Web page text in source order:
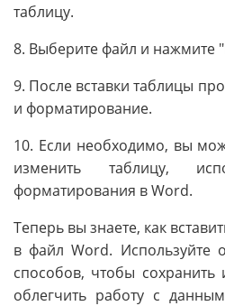
таблицу.
8. Выберите файл и нажмите
9. После вставки таблицы
и форматирование.
10. Если необходимо, вы
изменить таблицу,
форматирования в Word.
Теперь вы знаете, как
в файл Word. Используйте
способов, чтобы сохранить
облегчить работу с